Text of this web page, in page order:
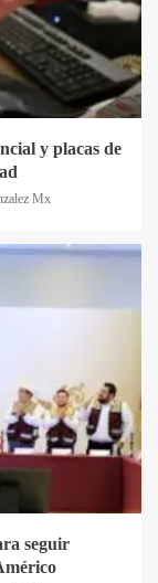
y placas de
Mx
seguir